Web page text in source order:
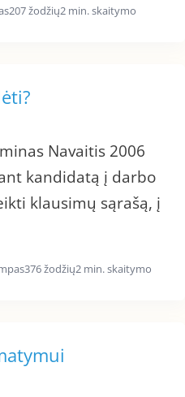
207 žodžių2 min. skaitymo
Navaitis 2006
kandidatą į darbo
klausimų sąrašą, į
376 žodžių2 min. skaitymo